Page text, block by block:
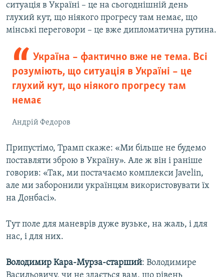
ситуація в Україні – це на сьогоднішній день
глухий кут, що ніякого прогресу там немає, що
мінські переговори – це вже дипломатична рутина.
Україна – фактично вже не тема. Всі
розуміють, що ситуація в Україні – це
глухий кут, що ніякого прогресу там
немає
Андрій Федоров
Припустімо, Трамп скаже: «Ми більше не будемо
поставляти зброю в Україну». Але ж він і раніше
говорив: «Так, ми постачаємо комплекси Javelin,
але ми заборонили українцям використовувати їх
на Донбасі».
Тут поле для маневрів дуже вузьке, на жаль, і для
нас, і для них.
Володимир Кара-Мурза-старший: Володимире